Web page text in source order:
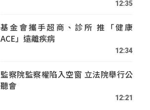
12:35
基金會攜手超商、診所 推「健康
ACE」遠離疾病
12:34
監察院監察權陷入空窗 立法院舉行公
聽會
12:21